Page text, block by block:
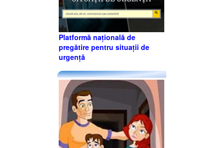
Platformă națională de
pregătire pentru situații de
urgență